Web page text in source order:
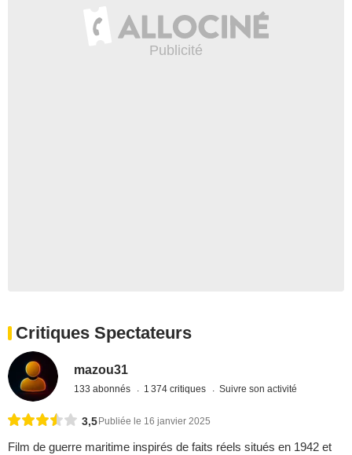
Critiques Spectateurs
mazou31
133 abonnés 1 374 critiques Suivre son activité
3,5 Publiée le 16 janvier 2025
Film de guerre maritime inspirés de faits réels situés en 1942 et